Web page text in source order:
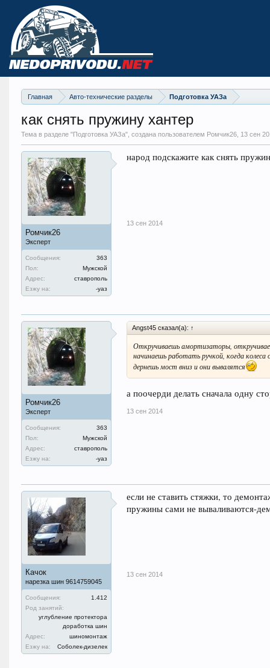
Главная Авто-технические разделы Подготовка УАЗа
как снять пружину хантер
Тема в разделе "Подготовка УАЗа", создана пользователем Ромчик26, 13 сен
Ромчик26
Эксперт
Сообщения:
363
Пол:
Мужской
Адрес:
ставрополь
Езжу на:
-уаз
народ подскажите как снять
13 сен 2014
Ромчик26
Эксперт
Сообщения:
363
Пол:
Мужской
Адрес:
ставрополь
Езжу на:
-уаз
Angst45 сказал(а): ↑
Откручиваешь амортизаторы,
начинаешь работать ручкой, когда
дернешь мост вниз и они вывалятся
а поочерди делать сначала одну
13 сен 2014
Качок
нарезка шин 9614759045
Сообщения:
1.412
Род занятий:
углубление протектора
доработка шин
Адрес:
шиномонтаж
Езжу на:
Соболек-дизелек
если не ставить стяжки, то
пружины сами не вываливаются-
13 сен 2014